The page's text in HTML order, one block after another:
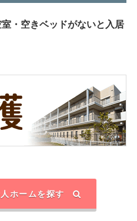
・空きベッドがないと入居
ホームを探す